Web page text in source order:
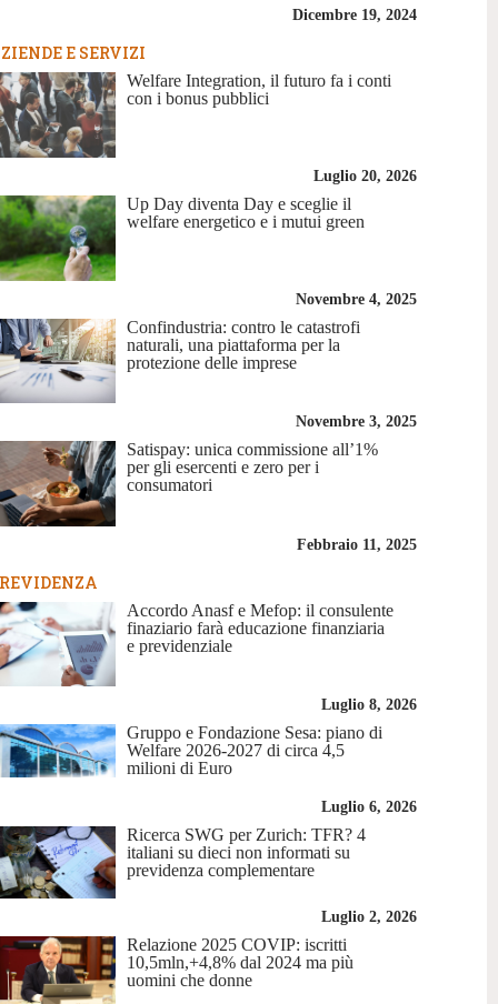
Dicembre 19, 2024
E SERVIZI
Welfare Integration, il futuro fa i conti
con i bonus pubblici
Luglio 20, 2026
Up Day diventa Day e sceglie il
welfare energetico e i mutui green
Novembre 4, 2025
Confindustria: contro le catastrofi
naturali, una piattaforma per la
protezione delle imprese
Novembre 3, 2025
Satispay: unica commissione all’1%
per gli esercenti e zero per i
consumatori
Febbraio 11, 2025
Accordo Anasf e Mefop: il consulente
finaziario farà educazione finanziaria
e previdenziale
Luglio 8, 2026
Gruppo e Fondazione Sesa: piano di
Welfare 2026-2027 di circa 4,5
milioni di Euro
Luglio 6, 2026
Ricerca SWG per Zurich: TFR? 4
italiani su dieci non informati su
previdenza complementare
Luglio 2, 2026
Relazione 2025 COVIP: iscritti
10,5mln,+4,8% dal 2024 ma più
uomini che donne